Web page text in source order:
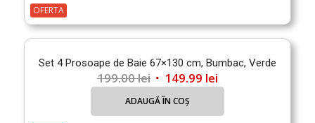
199.00 lei.
OFERTA
Set 4 Prosoape de Baie 67×130 cm, Bumbac, Verde
199.00lei Prețul
inițial
149.99 leiPrețul
curent
este:
ADAUGĂ ÎN COȘ